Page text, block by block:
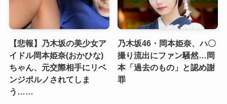
【悲報】乃木坂の美少女ア
イドル岡本姫奈(おかひな)
ちゃん、元交際相手にリベ
ンジポルノされてしま
う……
乃木坂46・岡本姫奈、ハ〇
撮り流出にファン騒然…岡
本「過去のもの」と認め謝
罪